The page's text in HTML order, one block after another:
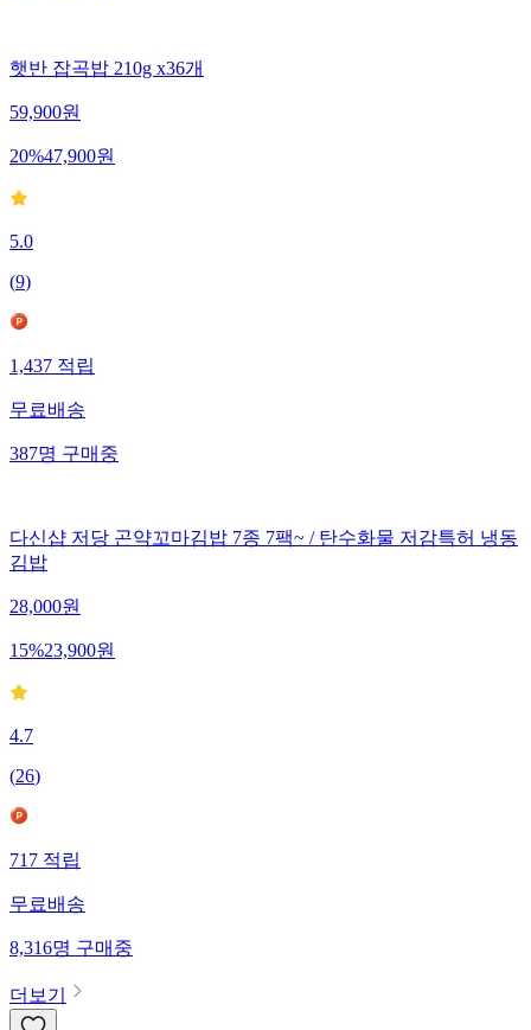
햇반 잡곡밥 210g x36개
59,900원
20%47,900원
5.0
(9)
1,437적립
무료배송
387명구매중
다신샵 저당 곤약꼬마김밥 7종 7팩~ / 탄수화물 저감특허 냉동
김밥
28,000원
15%23,900원
4.7
(26)
717적립
무료배송
8,316명구매중
더보기